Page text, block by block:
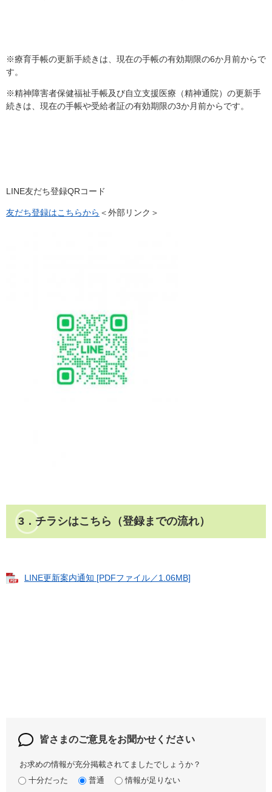
※療育手帳の更新手続きは、現在の手帳の有効期限の6か月前からで
す。
※精神障害者保健福祉手帳及び自立支援医療（精神通院）の更新手
続きは、現在の手帳や受給者証の有効期限の3か月前からです。
LINE友だち登録QRコード
友だち登録はこちらから ＜外部リンク＞
3．チラシはこちら（登録までの流れ）​
LINE更新案内通知 [PDFファイル／1.06MB]
皆さまのご意見をお聞かせください
お求めの情報が充分掲載されてましたでしょうか？
十分だった
普通 情報が足りない